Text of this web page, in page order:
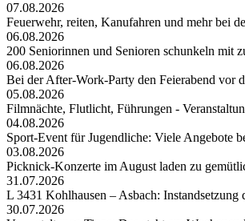
07.08.2026
Feuerwehr, reiten, Kanufahren und mehr bei
06.08.2026
200 Seniorinnen und Senioren schunkeln mit
06.08.2026
Bei der After-Work-Party den Feierabend vor
05.08.2026
Filmnächte, Flutlicht, Führungen -
04.08.2026
Sport-Event für Jugendliche: Viele Angebote
03.08.2026
Picknick-Konzerte im August laden zu
31.07.2026
L 3431 Kohlhausen – Asbach: Instandsetzung
30.07.2026